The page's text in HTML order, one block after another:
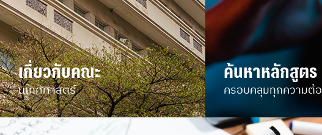
เกี่ยวกับคณะ
นิเทศศาสตร์
ค้นหาหลักสูตร
ครอบคลุมทุกความต้